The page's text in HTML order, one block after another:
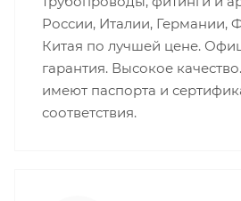
России, Италии, Германии,
Китая по лучшей цене.
гарантия. Высокое
имеют паспорта и
соответствия.